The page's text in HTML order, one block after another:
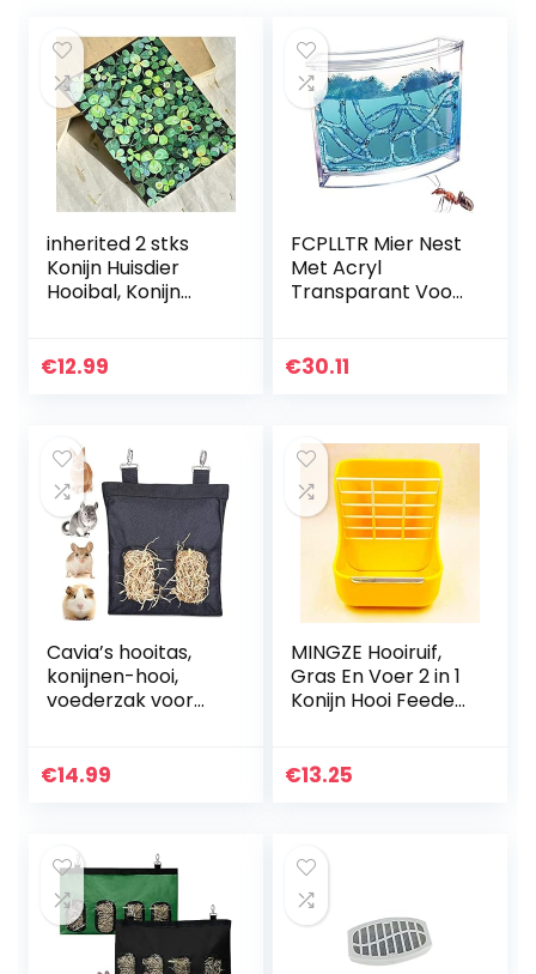
inherited 2 stks
Konijn Huisdier
Hooibal, Konijn
Chinchilla’s Cavia
€12.99
FCPLLTR Mier Nest
Met Acryl
Transparant Voor
Nesten Insect Nest
€30.11
Cavia’s hooitas,
konijnen-hooi,
voederzak voor
Pet Essential Food
€14.99
MINGZE Hooiruif,
Gras En Voer 2 in 1
Konijn Hooi Feeder
Chinchilla
Voerbak Houder
Plastic
Dierbenodigdhede
n (geel)
€13.25